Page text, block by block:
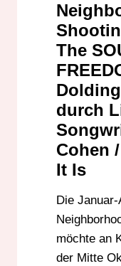
RALF CETTO
THEA
The
durch
Cohen
It Is
Die
möchte an
der Mitte